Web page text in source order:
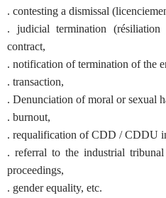
. contesting a dismissal
. judicial termination
contract,
. notification of termination of the
. transaction,
. Denunciation of moral or sexual
. burnout,
. requalification of CDD / CDDU
. referral to the industrial
proceedings,
. gender equality, etc.